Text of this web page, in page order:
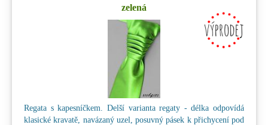
zelená
Regata s kapesníčkem. Delší varianta regaty - délka odpovídá
klasické kravatě, navázaný uzel, posuvný pásek k přichycení pod